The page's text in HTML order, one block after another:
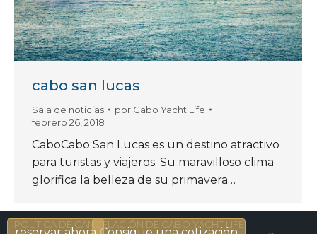
cabo san lucas
Sala de noticias por Cabo Yacht Life
febrero 26, 2018
CaboCabo San Lucas es un destino atractivo
para turistas y viajeros. Su maravilloso clima
glorifica la belleza de su primavera…
POLÍTICA DE CANCELACIÓN DE CABO YACHT LIFE